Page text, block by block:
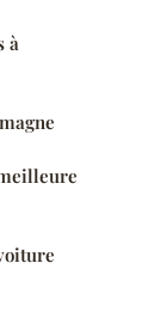
à